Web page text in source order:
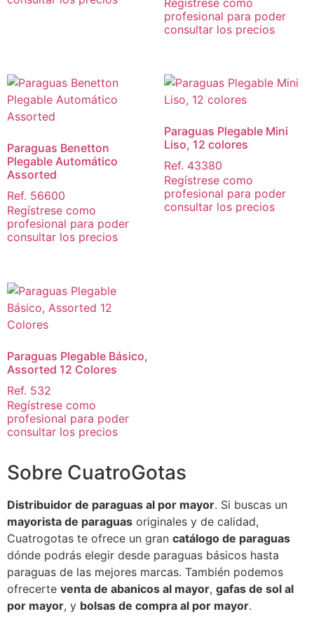
profesional para poder
consultar los precios
Paraguas Benetton
Plegable Automático
Assorted
Ref. 56600
Regístrese como
profesional para poder
consultar los precios
Paraguas Plegable Mini
Liso, 12 colores
Ref. 43380
Regístrese como
profesional para poder
consultar los precios
Paraguas Plegable Básico,
Assorted 12 Colores
Ref. 532
Regístrese como
profesional para poder
consultar los precios
Sobre CuatroGotas
Distribuidor de paraguas al por mayor. Si buscas un
mayorista de paraguas originales y de calidad,
Cuatrogotas te ofrece un gran catálogo de paraguas
dónde podrás elegir desde paraguas básicos hasta
paraguas de las mejores marcas. También podemos
ofrecerte venta de abanicos al mayor, gafas de sol al
por mayor, y bolsas de compra al por mayor.